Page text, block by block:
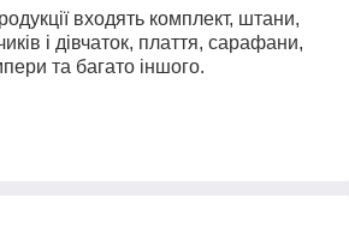
входять комплект, штани,
і дівчаток, плаття, сарафани,
та багато іншого.